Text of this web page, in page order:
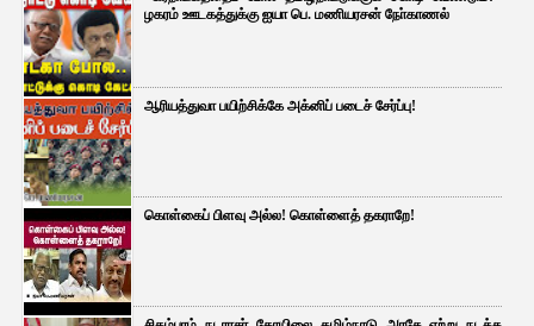
ழகரம் ஊடகத்துக்கு ஐயா பெ. மணியரசன் நோ்காணல்
ஆரியத்துவா பயிற்சிக்கே அக்னிப் படைச் சேர்ப்பு!
கொள்கைப் பிளவு அல்ல! கொள்ளைத் தகராறே!